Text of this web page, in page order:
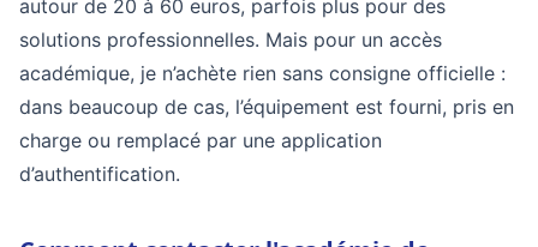
autour de 20 à 60 euros, parfois plus pour des
solutions professionnelles. Mais pour un accès
académique, je n’achète rien sans consigne officielle :
dans beaucoup de cas, l’équipement est fourni, pris en
charge ou remplacé par une application
d’authentification.